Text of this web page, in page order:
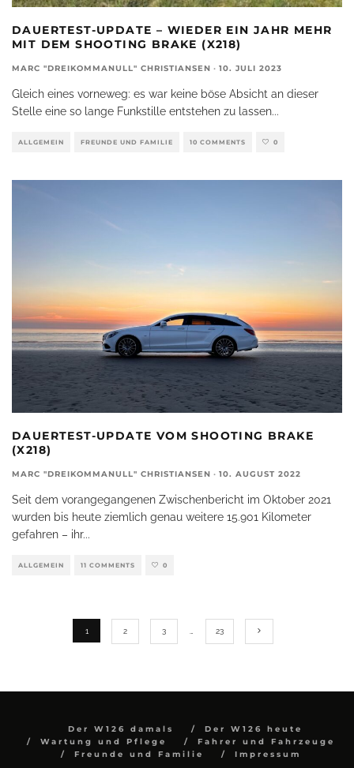
DAUERTEST-UPDATE – WIEDER EIN JAHR MEHR
MIT DEM SHOOTING BRAKE (X218)
MARC "DREIKOMMANULL" CHRISTIANSEN · 10. JULI 2023
Gleich eines vorneweg: es war keine böse Absicht an dieser
Stelle eine so lange Funkstille entstehen zu lassen...
ALLGEMEIN FREUNDE UND FAMILIE 10 COMMENTS 0
DAUERTEST-UPDATE VOM SHOOTING BRAKE
(X218)
MARC "DREIKOMMANULL" CHRISTIANSEN · 10. AUGUST 2022
Seit dem vorangegangenen Zwischenbericht im Oktober 2021
wurden bis heute ziemlich genau weitere 15.901 Kilometer
gefahren – ihr...
ALLGEMEIN 11 COMMENTS 0
1 2 3 … 23
Der W126 damals
Der W126 heute
Wartung und Pflege
Fahrer und Fahrzeuge
Freunde und Familie
Impressum